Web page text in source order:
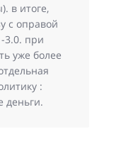
в итоге,
с оправой
3.0. при
уже более
:
деньги.